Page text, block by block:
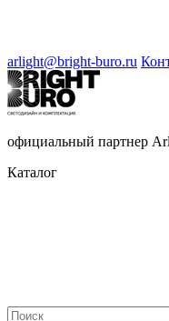
arlight@bright-buro.ru
официальный партнер
Каталог